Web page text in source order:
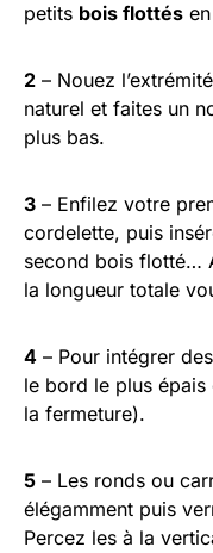
petits bois flottés
2 – Nouez
naturel et faites un
plus bas.
3 – Enfilez votre
cordelette, puis
second bois flotté…
la longueur totale
4 – Pour intégrer des
le bord le plus
la fermeture).
5 – Les ronds ou
élégamment puis
Percez les à la